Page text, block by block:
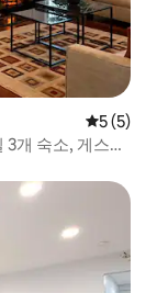
평점 5점
5 (5)
개 숙소, 게스트